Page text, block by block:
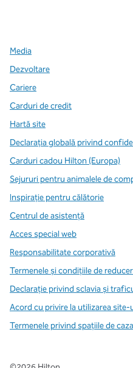
Media
Dezvoltare
Cariere
Carduri de credit
Hartă site
Declarația globală privind
Carduri cadou Hilton (Europa)
Sejururi pentru animalele de
Inspirație pentru călătorie
Centrul de asistență
Acces special web
Responsabilitate corporativă
Termenele și condițiile de
Declarație privind sclavia și
Acord cu privire la utilizarea site-
Termenele privind spațiile de